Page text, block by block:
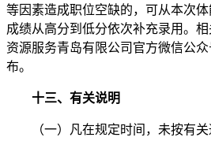
等因素造成职位空缺的，可从本次
成绩从高分到低分依次补充录用。
资源服务青岛有限公司官方微信公众
布。
十三、 有关说明
（一）凡在规定时间，未按有关